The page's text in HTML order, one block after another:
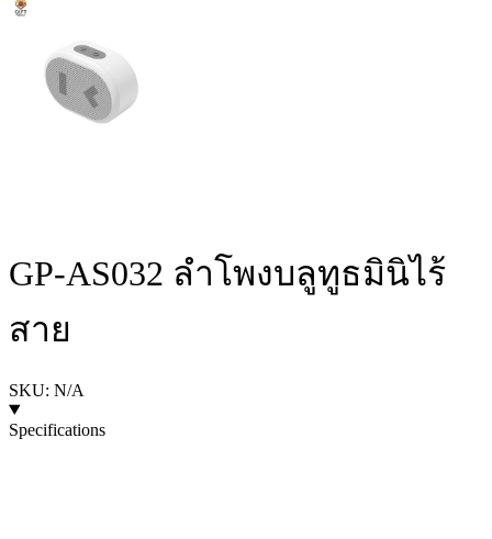
GP-AS032 ลำโพงบลูทูธมินิไร้
สาย
SKU: N/A
Specifications